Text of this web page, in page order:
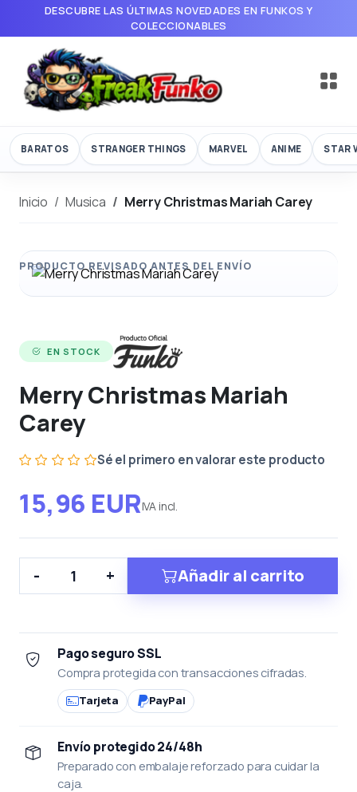
DESCUBRE LAS ÚLTIMAS NOVEDADES EN FUNKOS Y
COLECCIONABLES
BARATOS STRANGER THINGS MARVEL ANIME STAR
Inicio Musica Merry Christmas Mariah Carey
EN STOCK
Merry Christmas Mariah
Carey
Sé el primero en valorar este producto
15,96 EURIVA incl.
- + Añadir al carrito
Pago seguro SSL
Compra protegida con transacciones cifradas.
Tarjeta PayPal
Envío protegido 24/48h
Preparado con embalaje reforzado para cuidar la
caja.